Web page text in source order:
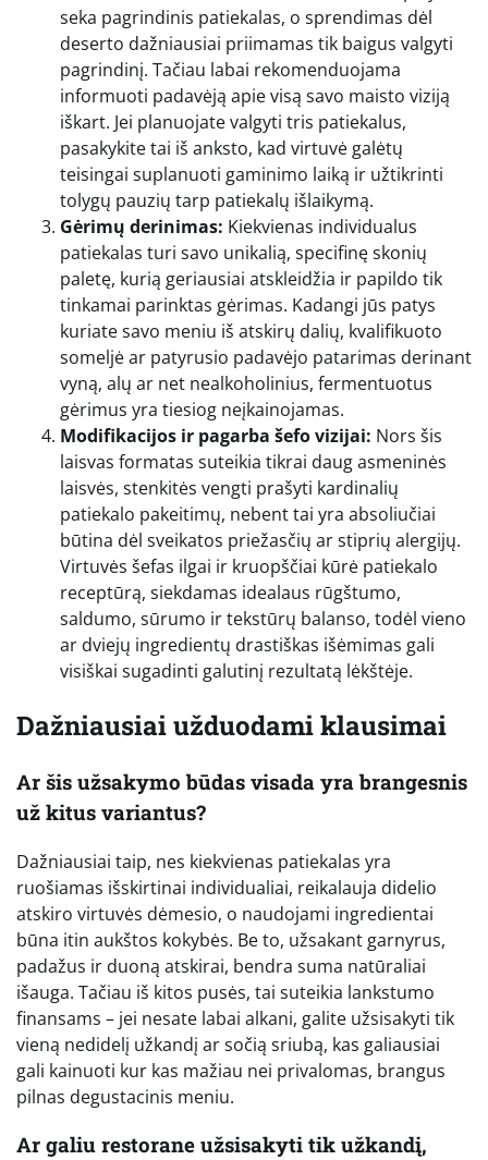
seka pagrindinis patiekalas, o sprendimas dėl
deserto dažniausiai priimamas tik baigus valgyti
pagrindinį. Tačiau labai rekomenduojama
informuoti padavėją apie visą savo maisto viziją
iškart. Jei planuojate valgyti tris patiekalus,
pasakykite tai iš anksto, kad virtuvė galėtų
teisingai suplanuoti gaminimo laiką ir užtikrinti
tolygų pauzių tarp patiekalų išlaikymą.
Gėrimų derinimas: Kiekvienas individualus
patiekalas turi savo unikalią, specifinę skonių
paletę, kurią geriausiai atskleidžia ir papildo tik
tinkamai parinktas gėrimas. Kadangi jūs patys
kuriate savo meniu iš atskirų dalių, kvalifikuoto
someljė ar patyrusio padavėjo patarimas derinant
vyną, alų ar net nealkoholinius, fermentuotus
gėrimus yra tiesiog neįkainojamas.
Modifikacijos ir pagarba šefo vizijai: Nors šis
laisvas formatas suteikia tikrai daug asmeninės
laisvės, stenkitės vengti prašyti kardinalių
patiekalo pakeitimų, nebent tai yra absoliučiai
būtina dėl sveikatos priežasčių ar stiprių alergijų.
Virtuvės šefas ilgai ir kruopščiai kūrė patiekalo
receptūrą, siekdamas idealaus rūgštumo,
saldumo, sūrumo ir tekstūrų balanso, todėl vieno
ar dviejų ingredientų drastiškas išėmimas gali
visiškai sugadinti galutinį rezultatą lėkštėje.
Dažniausiai užduodami klausimai
Ar šis užsakymo būdas visada yra brangesnis
už kitus variantus?
Dažniausiai taip, nes kiekvienas patiekalas yra
ruošiamas išskirtinai individualiai, reikalauja didelio
atskiro virtuvės dėmesio, o naudojami ingredientai
būna itin aukštos kokybės. Be to, užsakant garnyrus,
padažus ir duoną atskirai, bendra suma natūraliai
išauga. Tačiau iš kitos pusės, tai suteikia lankstumo
finansams – jei nesate labai alkani, galite užsisakyti tik
vieną nedidelį užkandį ar sočią sriubą, kas galiausiai
gali kainuoti kur kas mažiau nei privalomas, brangus
pilnas degustacinis meniu.
Ar galiu restorane užsisakyti tik užkandį,